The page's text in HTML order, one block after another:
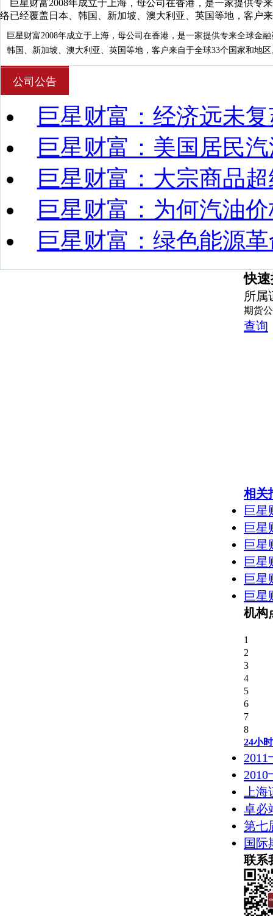
巨星财富2008年成立于上海，母公司在香港，是一家提供专
络已经覆盖日本、韩国、新加坡、澳大利亚、英国等地，客户
巨星财富2008年成立于上海，母公司在香港，是一家提供专来全球金
韩国、新加坡、澳大利亚、英国等地，客户来自于全球33个国家和地区
公司公告
巨星财富：经济远未
巨星财富：美国居民
巨星财富：大宗商品
巨星财富：为何汽油
巨星财富：绿色能源
巨星财富：沙特新能
巨星财富：印度希望
巨星财富：伊朗重返
巨星财富：黄金比特
巨星财富：期货交易
巨星财富：拜登政策
巨星财富：对于炼油
巨星财富：对即将召
巨星财富：如何评价
巨星财富：页岩油产
巨星财富：欧佩克限
巨星财富：北美寒潮
巨星财富：原油牛市
巨星财富：本周欧佩
巨星财富：石油公司
巨星财富：欧佩克限
巨星财富：原油消费
快
所属
期货
查询
相关
巨星
巨星
巨星
巨星
巨星
巨星
机构
1
2
3
4
5
6
7
8
24小
上
卓必
第七
国际
联系